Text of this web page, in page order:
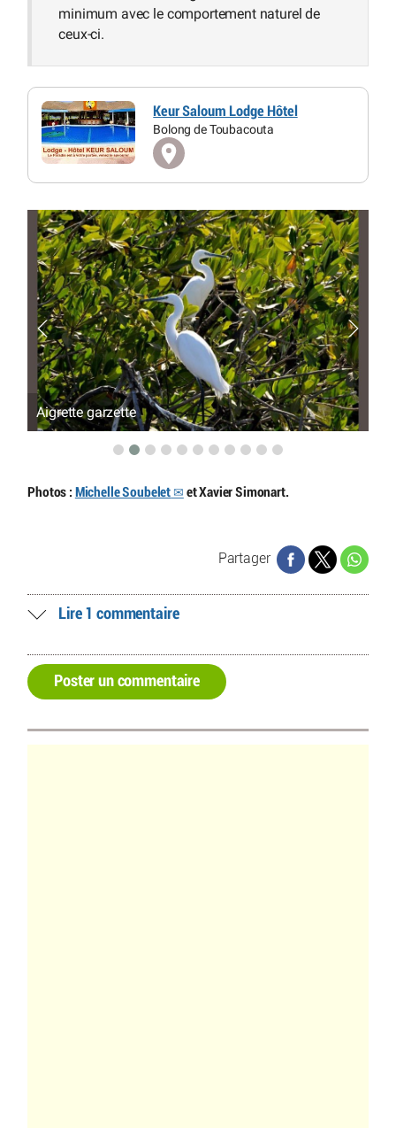
minimum avec le comportement naturel de
ceux-ci.
Keur Saloum Lodge Hôtel
Bolong de Toubacouta
Amarante
Photos : Michelle Soubelet et Xavier Simonart.
Partager
Lire 1 commentaire
Poster un commentaire